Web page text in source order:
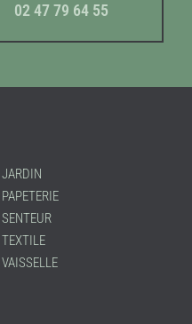
02 47 79 64 55
JARDIN
PAPETERIE
SENTEUR
TEXTILE
VAISSELLE